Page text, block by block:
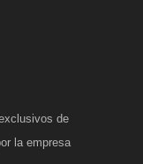
de
la empresa